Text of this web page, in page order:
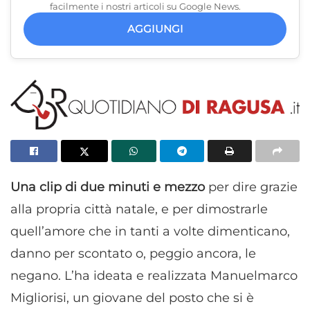
facilmente i nostri articoli su Google News.
AGGIUNGI
Una clip di due minuti e mezzoper dire grazie
alla propria città natale, e per dimostrarle
quell’amore che in tanti a volte dimenticano,
danno per scontato o, peggio ancora, le
negano. L’ha ideata e realizzata Manuelmarco
Migliorisi, un giovane del posto che si è